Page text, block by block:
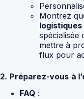
Montrez
logistiques
spécialisée
mettre à
flux pour
2. Préparez-vous à
FAQ :